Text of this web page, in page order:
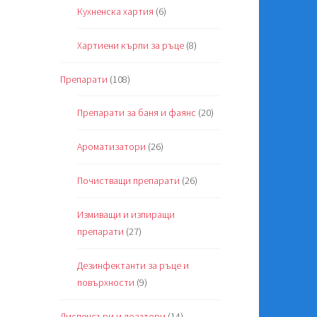
Кухненска хартия (6)
Хартиени кърпи за ръце (8)
Препарати (108)
Препарати за баня и фаянс (20)
Ароматизатори (26)
Почистващи препарати (26)
Измиващи и изпиращи
препарати (27)
Дезинфектанти за ръце и
повърхности (9)